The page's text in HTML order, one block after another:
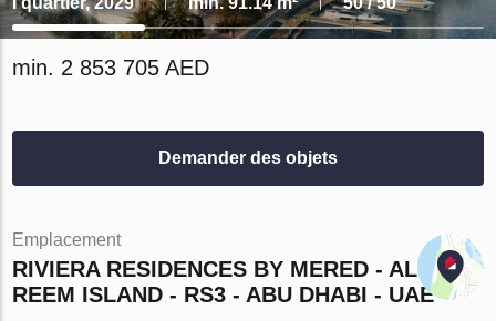
min. 2 853 705 AED
Demander des objets
Emplacement
RIVIERA RESIDENCES BY MERED - AL
REEM ISLAND - RS3 - ABU DHABI - UAE